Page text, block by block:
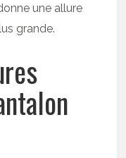
une allure
grande.